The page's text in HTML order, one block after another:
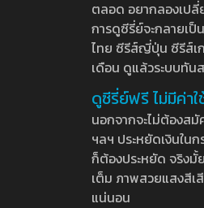
ตลอด อยากลองเปลี่
การดูซีรี่ย์จะกลายเป็
ไทย ซีรีส์ญี่ปุ่น ซีรีส์เ
เดือน ดูแล้วระบบทัน
ดูซีรี่ย์ฟรี ไม่มีค่าใ
นอกจากจะไม่ต้องส
ฯลฯ ประหยัดเงินในก
ก็ต้องประหยัด จริง
เต็ม ภาพสวยแสงสี
แน่นอน